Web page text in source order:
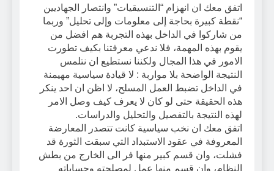
اتفق معك ان انهزام “التنسيقيات” وانتصار الجهاديين
“نقطة كبيرة بحاجة إلى معلومات وإلى تحليل” وربما
من شاركوا في الداخل بهذه التجربة هم افضل من
يقوم بهذه المهمة، فلا ندعي معرفتنا بكيف تطورت
الامور في هذا المجال ولكننا نستطيع ان نتلمس
النتيجة الواضحة بلا مواربة : لا قيادة سياسية مهيمنة
في الداخل تضبط العمل المسلح، لا اظن ان احد ينكر
هذه الحقيقة حتى لو كان لا يعرف كيف وصل الامر
لهذه النتيجة بالتفصيل والتحليل والدراسات.
اتفق معك ان نخب سياسية كانت تتصدر المعارضة
المعروفة في عقود الاستبداد التي سبقت الثورة قد
فشلت، وان قسم كبير منها فر الى الخارج من بطش
النظام، وان قسم منها عمل لمصلحته وحساباته